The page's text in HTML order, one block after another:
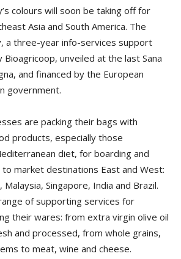
colours will soon be taking off for
Asia and South America. The
a three-year info-services support
Bioagricoop, unveiled at the last Sana
and financed by the European
government.
are packing their bags with
products, especially those
diet, for boarding and
market destinations East and West:
Malaysia, Singapore, India and Brazil.
of supporting services for
their wares: from extra virgin olive oil
and processed, from whole grains,
to meat, wine and cheese.